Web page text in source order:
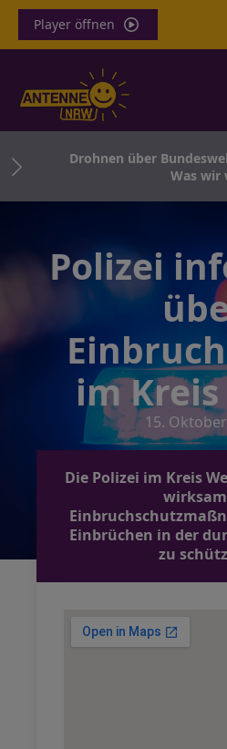
Player öffnen
Drohnen über
Was wir
Polizei
im Kreis
15.
Die Polizei im Kreis
Einbrüchen in der
zu